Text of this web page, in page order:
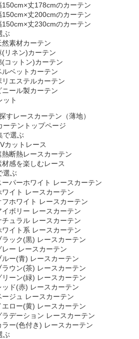
150cm×丈178cmのカーテン
150cm×丈200cmのカーテン
150cm×丈230cmのカーテン
ぶ
然素材カーテン
(リネン)カーテン
(コットン)カーテン
ルベットカーテン
リエステルカーテン
ニール製カーテン
ット
レースカーテン（薄地）
ーテントップページ
で選ぶ
カットレース
熱断熱レースカーテン
材感を楽しむレース
選ぶ
ーパーホワイト レースカーテン
ワイト レースカーテン
フホワイト レースカーテン
イボリー レースカーテン
チュラル レースカーテン
ワイト系 レースカーテン
ラック(黒) レースカーテン
レー レースカーテン
ルー(青) レースカーテン
ラウン(茶) レースカーテン
リーン(緑) レースカーテン
ッド(赤) レースカーテン
ージュ レースカーテン
エロー(黄) レースカーテン
ラデーション レースカーテン
ラー(色付き) レースカーテン
ぶ